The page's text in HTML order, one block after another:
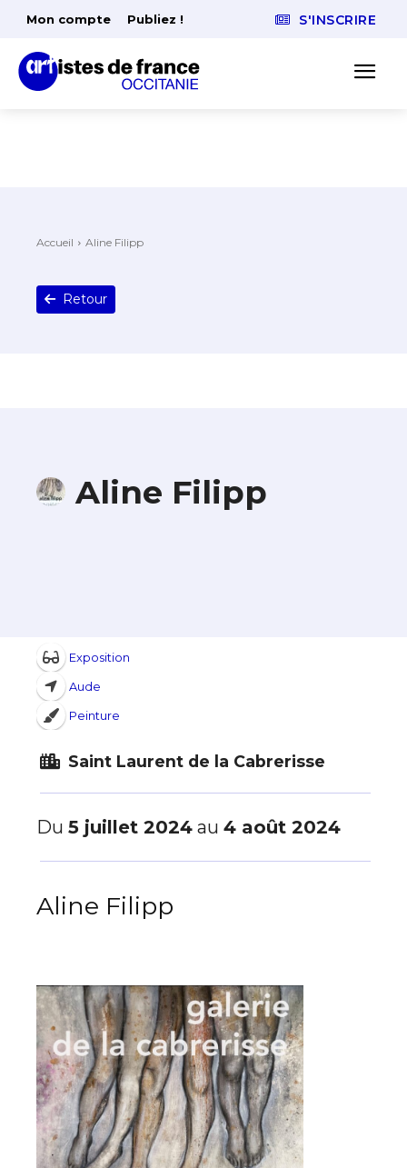
Mon compte Publiez ! S'INSCRIRE
Accueil Aline Filipp
Retour
Aline Filipp
Exposition
Aude
Peinture
Saint Laurent de la Cabrerisse
Du 5 juillet 2024 au 4 août 2024
Aline Filipp